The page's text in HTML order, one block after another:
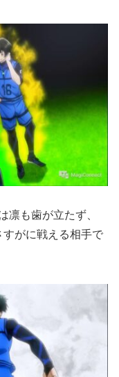
凛も歯が立たず、
がに戦える相手で